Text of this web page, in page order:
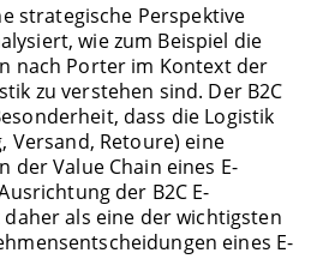
strategische Perspektive
wie zum Beispiel die
nach Porter im Kontext der
zu verstehen sind. Der B2C
dass die Logistik
Versand, Retoure) eine
der Value Chain eines E-
der B2C E-
als eine der wichtigsten
eines E-